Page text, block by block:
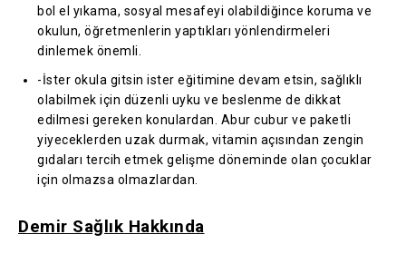
bol el yıkama, sosyal mesafeyi olabildiğince koruma ve
okulun, öğretmenlerin yaptıkları yönlendirmeleri
dinlemek önemli.
-İster okula gitsin ister eğitimine devam etsin, sağlıklı
olabilmek için düzenli uyku ve beslenme de dikkat
edilmesi gereken konulardan. Abur cubur ve paketli
yiyeceklerden uzak durmak, vitamin açısından zengin
gıdaları tercih etmek gelişme döneminde olan çocuklar
için olmazsa olmazlardan.
Demir Sağlık Hakkında